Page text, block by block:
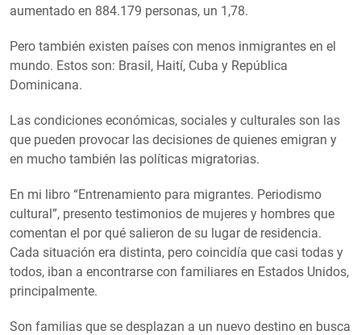
aumentado en 884.179 personas, un 1,78.
Pero también existen países con menos inmigrantes en el
mundo. Estos son: Brasil, Haití, Cuba y República
Dominicana.
Las condiciones económicas, sociales y culturales son las
que pueden provocar las decisiones de quienes emigran y
en mucho también las políticas migratorias.
En mi libro “Entrenamiento para migrantes. Periodismo
cultural”, presento testimonios de mujeres y hombres que
comentan el por qué salieron de su lugar de residencia.
Cada situación era distinta, pero coincidía que casi todas y
todos, iban a encontrarse con familiares en Estados Unidos,
principalmente.
Son familias que se desplazan a un nuevo destino en busca